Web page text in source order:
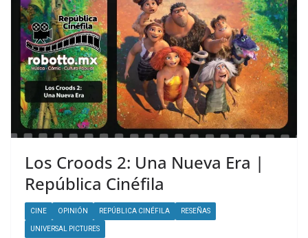
Los Croods 2: Una Nueva Era |
República Cinéfila
CINE OPINIÓN REPÚBLICA CINÉFILA RESEÑAS
UNIVERSAL PICTURES